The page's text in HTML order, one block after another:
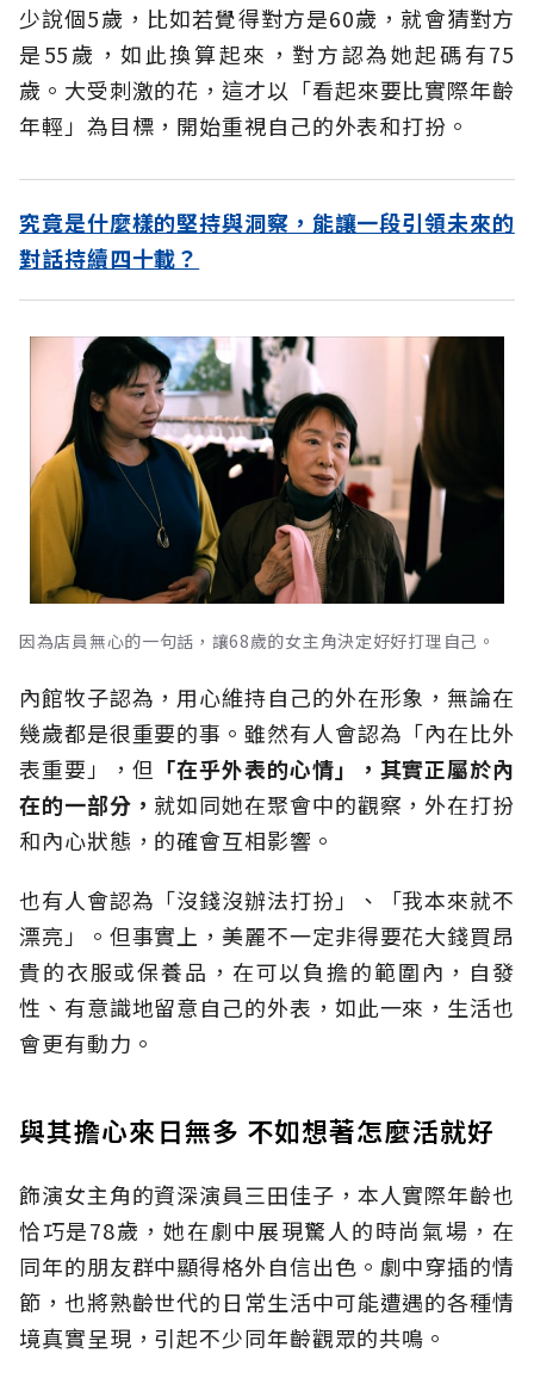
少說個5歲，比如若覺得對方是60歲，就會猜對方
是55歲，如此換算起來，對方認為她起碼有75
歲。大受刺激的花，這才以「看起來要比實際年齡
年輕」為目標，開始重視自己的外表和打扮。
究竟是什麼樣的堅持與洞察，能讓一段引領未來的
對話持續四十載？
因為店員無心的一句話，讓68歲的女主角決定好好打理自己。
內館牧子認為，用心維持自己的外在形象，無論在
幾歲都是很重要的事。雖然有人會認為「內在比外
表重要」，但 「在乎外表的心情」，其實正屬於內
在的一部分， 就如同她在聚會中的觀察，外在打扮
和內心狀態，的確會互相影響。
也有人會認為「沒錢沒辦法打扮」、「我本來就不
漂亮」。但事實上，美麗不一定非得要花大錢買昂
貴的衣服或保養品，在可以負擔的範圍內，自發
性、有意識地留意自己的外表，如此一來，生活也
會更有動力。
與其擔心來日無多 不如想著怎麼活就好
飾演女主角的資深演員三田佳子，本人實際年齡也
恰巧是78歲，她在劇中展現驚人的時尚氣場，在
同年的朋友群中顯得格外自信出色。劇中穿插的情
節，也將熟齡世代的日常生活中可能遭遇的各種情
境真實呈現，引起不少同年齡觀眾的共鳴。